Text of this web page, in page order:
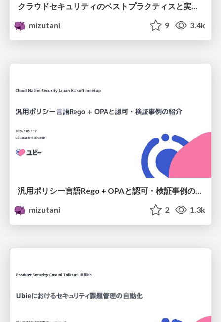
クラウドセキュリティのベストプラクティスと実装例 /cloudsec-bestpractice-example
mizutani
9 3.4k
汎用ポリシー言語Rego + OPAと認可・検証事例の紹介 / Introduction Rego & OPA for authorization and validation
mizutani
2 1.3k